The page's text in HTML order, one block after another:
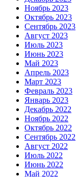
Ноябрь 2023
Октябрь 2023
Сентябрь 2023
Август 2023
Июль 2023
Июнь 2023
Май 2023
Апрель 2023
Март 2023
Февраль 2023
Январь 2023
Декабрь 2022
Ноябрь 2022
Октябрь 2022
Сентябрь 2022
Август 2022
Июль 2022
Июнь 2022
Май 2022